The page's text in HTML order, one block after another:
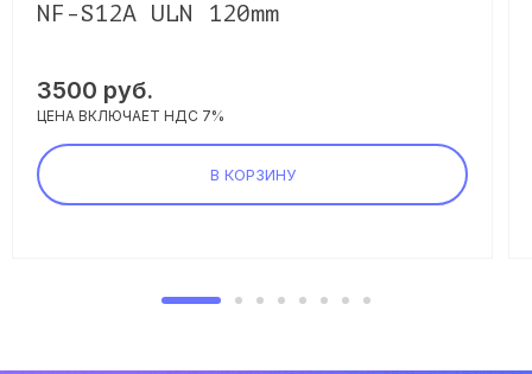
NF-S12A ULN 120mm
3500 руб.
ЦЕНА ВКЛЮЧАЕТ НДС 7%
В КОРЗИНУ